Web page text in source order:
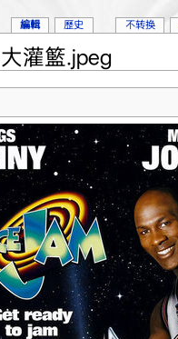
灌籃.jpeg
編輯 歷史 不转换